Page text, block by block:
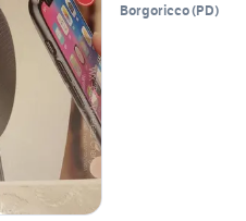
Borgoricco(PD)